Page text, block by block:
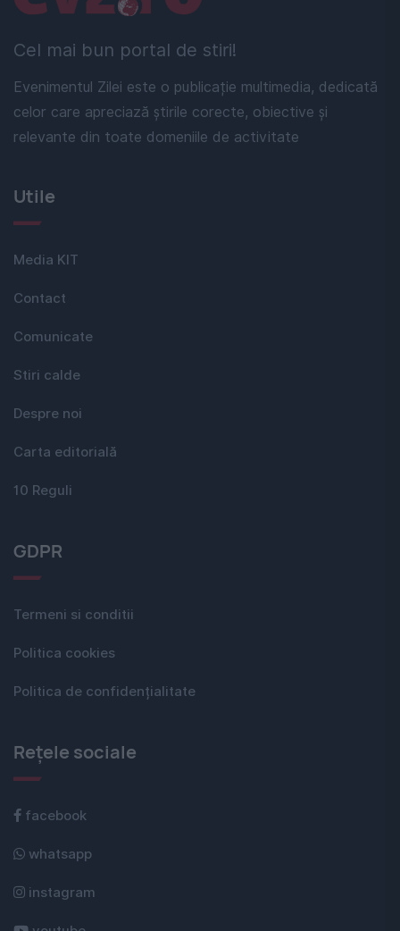
Cel mai bun portal de stiri!
Evenimentul Zilei este o publicație multimedia, dedicată
celor care apreciază știrile corecte, obiective și
relevante din toate domeniile de activitate
Utile
Media KIT
Contact
Comunicate
Stiri calde
Despre noi
Carta editorială
10 Reguli
GDPR
Termeni si conditii
Politica cookies
Politica de confidențialitate
Rețele sociale
facebook
whatsapp
instagram